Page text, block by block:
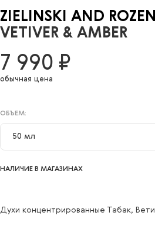
ZIELINSKI AND ROZEN
VETIVER & AMBER
ОБЪЕМ:
50 мл
10 мл
7 990 ₽
обычная цена
НАЛИЧИЕ В МАГАЗИНАХ
Духи концентрированные Табак,